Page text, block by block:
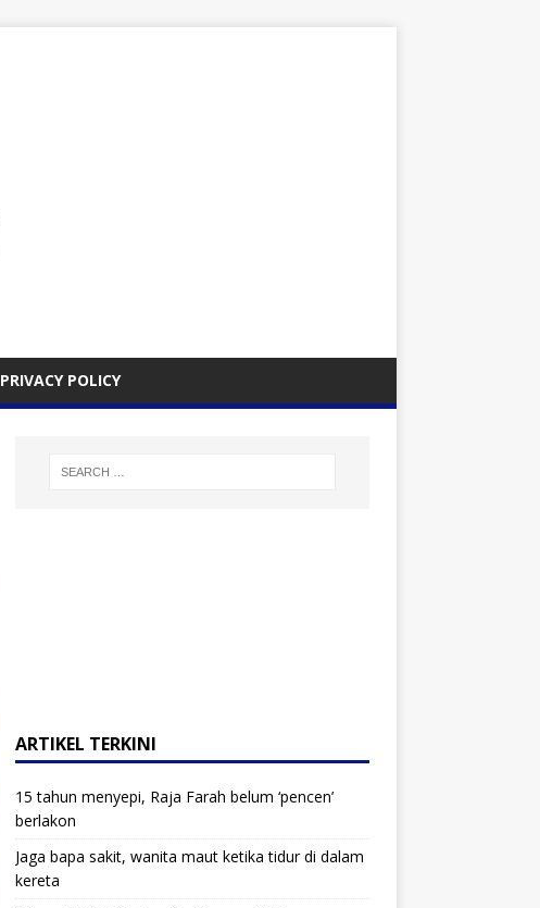
PRIVACY POLICY
ARTIKEL TERKINI
15 tahun menyepi, Raja Farah belum ‘pencen’
berlakon
Jaga bapa sakit, wanita maut ketika tidur di dalam
kereta